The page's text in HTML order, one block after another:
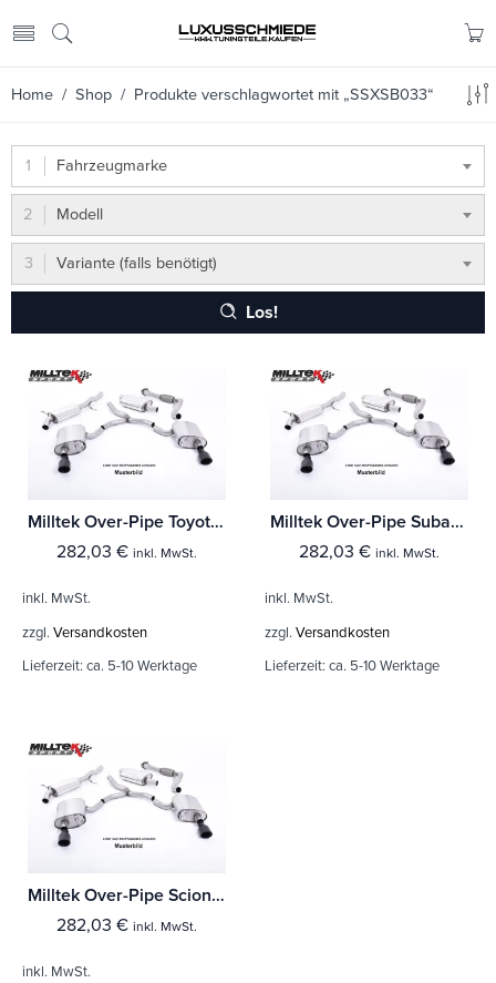
Home / Shop / Produkte verschlagwortet mit „SSXSB033“
Fahrzeugmarke
Modell
Variante (falls benötigt)
Los!
Milltek Over-Pipe Toyota GT86 2.0 litre
282,03 € inkl. MwSt.
inkl. MwSt.
zzgl. Versandkosten
Lieferzeit: ca. 5-10 Werktage
Milltek Over-Pipe Subaru BRZ 2.0-litre
282,03 € inkl. MwSt.
inkl. MwSt.
zzgl. Versandkosten
Lieferzeit: ca. 5-10 Werktage
Milltek Over-Pipe Scion FR-S 2.0-litre
282,03 € inkl. MwSt.
inkl. MwSt.